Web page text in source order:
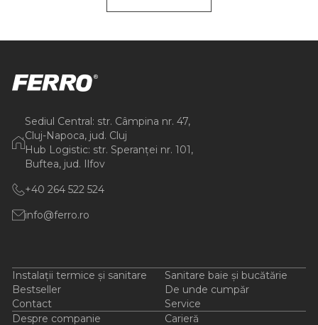
Sediul Central: str. Câmpina nr. 47,
Cluj-Napoca, jud. Cluj
Hub Logistic: str. Speranței nr. 101,
Buftea, jud. Ilfov
+40 264 522 524
info@ferro.ro
Instalații termice și sanitare
Sanitare baie și bucătărie
Bestseller
De unde cumpăr
Contact
Service
Despre companie
Carieră